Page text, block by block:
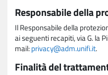
Responsabile della
Il Responsabile della
ai seguenti recapiti, via G. la
mail:privacy@adm.unifi.it.
Finalità del